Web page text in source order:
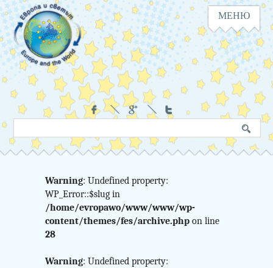
Навигация
МЕНЮ
Социални
в
сайта
дума
Warning:
Undefined
variable
Warning: Undefined property:
WP_Error::$slug in
/home/evropawo/www/www/wp-
content/themes/fes/archive.php on line
28
Warning: Undefined property: